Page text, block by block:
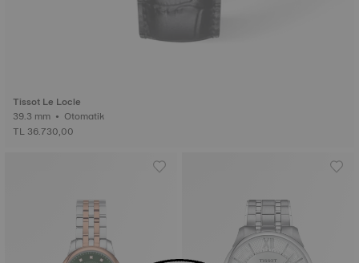
Tissot Le Locle
39.3 mm • Otomatik
TL 36.730,00